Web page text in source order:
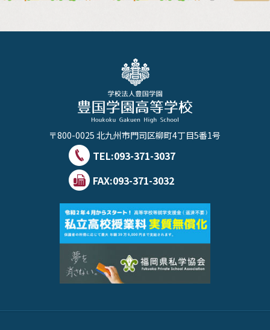
〒800-0025 北九州市門司区柳町4丁目5番1号
TEL:093-371-3037
FAX:093-371-3032